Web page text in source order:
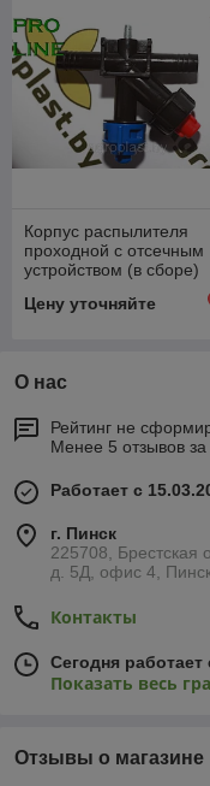
Корпус распылителя
проходной с отсечным
устройством (в сборе)
Цену уточняйте
О нас
Рейтинг не
Менее 5 отзывов
Работает с
г. Пинск
225708, Брестская
д. 5Д, офис 4,
Контакты
Сегодня работает
Показать весь
Отзывы о магазине